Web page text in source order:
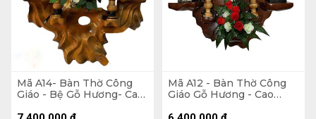
Mã A14- Bàn Thờ Công
Giáo - Bệ Gỗ Hương- Cao
Mã A12 - Bàn Thờ Công
Giáo Gỗ Hương - Cao